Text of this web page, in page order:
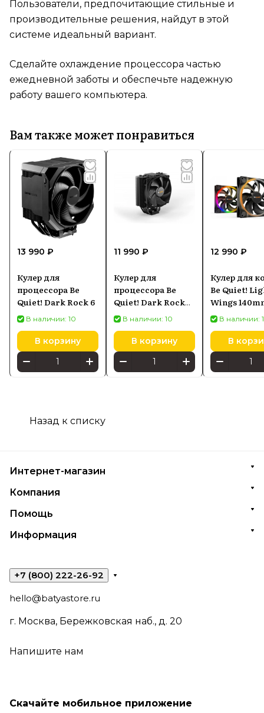
Пользователи, предпочитающие стильные и
производительные решения, найдут в этой
системе идеальный вариант.
Сделайте охлаждение процессора частью
ежедневной заботы и обеспечьте надежную
работу вашего компьютера.
Вам также может понравиться
13 990 ₽
Кулер для
процессора Be
Quiet! Dark Rock 6
В наличии: 10
В корзину
11 990 ₽
Кулер для
процессора Be
Quiet! Dark Rock
Slim BK024
В наличии: 10
В корзину
12 990 ₽
Кулер для
Be Quiet!
Wings
ARGBВ наличии:
В
Назад к списку
Интернет-магазин
Компания
Помощь
Информация
+7 (800) 222-26-92
hello@batyastore.ru
г. Москва, Бережковская наб., д. 20
Напишите нам
Скачайте мобильное приложение